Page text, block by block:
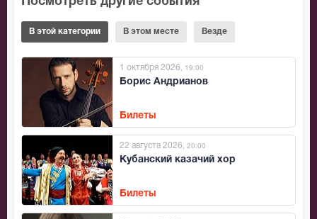
В этой категории В этом месте Везде
Борис Андрианов
1 октября 2026 , 19:00
Билеты
Кубанский казачий хор
22 августа 2026 , 20:00
Билеты